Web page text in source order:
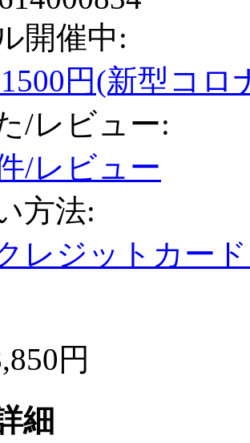
開催中:
円(新型コロ
/レビュー:
/レビュー
方法:
レジットカー
円
細